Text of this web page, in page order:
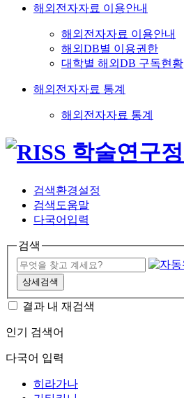
해외전자자료 이용안내
해외전자자료 이용안내
해외DB별 이용권한
대학별 해외DB 구독현황
해외전자자료 통계
해외전자자료 통계
검색환경설정
검색도움말
다국어입력
검색
상세검색
결과 내 재검색
인기 검색어
다국어 입력
히라가나